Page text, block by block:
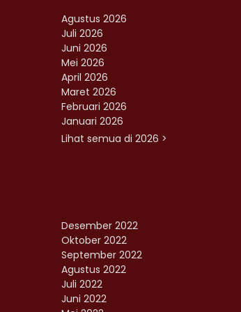
Agustus 2026
Juli 2026
Juni 2026
Mei 2026
April 2026
Maret 2026
Februari 2026
Januari 2026
Lihat semua di 2026 >
Desember 2022
Oktober 2022
September 2022
Agustus 2022
Juli 2022
Juni 2022